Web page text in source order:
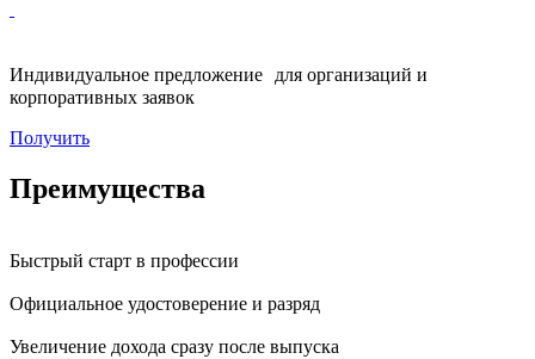
Индивидуальное предложение для организаций и
корпоративных заявок
Получить
Преимущества
Быстрый старт в профессии
Официальное удостоверение и разряд
Увеличение дохода сразу после выпуска